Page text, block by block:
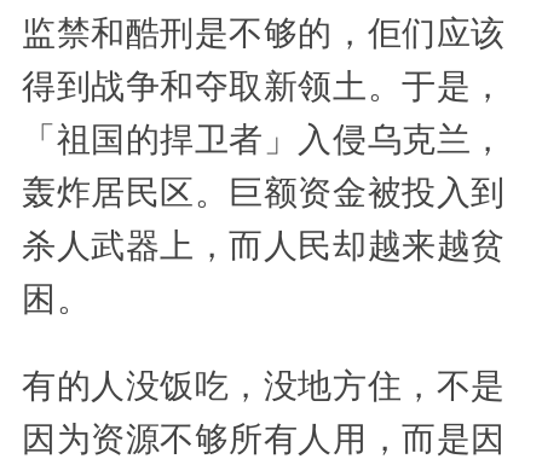
监禁和酷刑是不够的，佢们应该
得到战争和夺取新领土。于是，
「祖国的捍卫者」入侵乌克兰，
轰炸居民区。巨额资金被投入到
杀人武器上，而人民却越来越贫
困。
有的人没饭吃，没地方住，不是
因为资源不够所有人用，而是因